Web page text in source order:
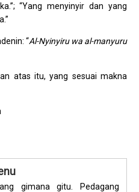
“Yang menyinyir dan yang
“Al-Nyinyiru wa al-manyuru
atas itu, yang sesuai makna
gimana gitu. Pedagang